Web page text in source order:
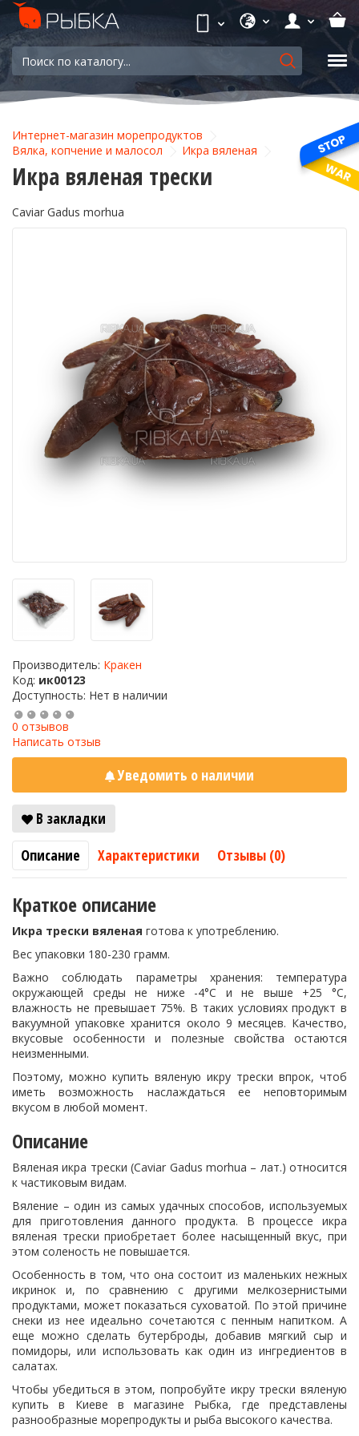
Интернет-магазин морепродуктов
Вялка, копчение и малосол
Икра вяленая
Икра вяленая трески
Caviar Gadus morhua
Производитель: Кракен
Код: ик00123
Доступность: Нет в наличии
0 отзывов
Написать отзыв
Уведомить о наличии
В закладки
Описание
Характеристики Отзывы (0)
Краткое описание
Икра трески вяленая готова к употреблению.
Вес упаковки 180-230 грамм.
Важно соблюдать параметры хранения: температура
окружающей среды не ниже -4°С и не выше +25 °С,
влажность не превышает 75%. В таких условиях продукт в
вакуумной упаковке хранится около 9 месяцев. Качество,
вкусовые особенности и полезные свойства остаются
неизменными.
Поэтому, можно купить вяленую икру трески впрок, чтоб
иметь возможность наслаждаться ее неповторимым
вкусом в любой момент.
Описание
Вяленая икра трески (Caviar Gadus morhua – лат.) относится
к частиковым видам.
Вяление – один из самых удачных способов, используемых
для приготовления данного продукта. В процессе икра
вяленая трески приобретает более насыщенный вкус, при
этом соленость не повышается.
Особенность в том, что она состоит из маленьких нежных
икринок и, по сравнению с другими мелкозернистыми
продуктами, может показаться суховатой. По этой причине
снеки из нее идеально сочетаются с пенным напитком. А
еще можно сделать бутерброды, добавив мягкий сыр и
помидоры, или использовать как один из ингредиентов в
салатах.
Чтобы убедиться в этом, попробуйте икру трески вяленую
купить в Киеве в магазине Рыбка, где представлены
разнообразные морепродукты и рыба высокого качества.